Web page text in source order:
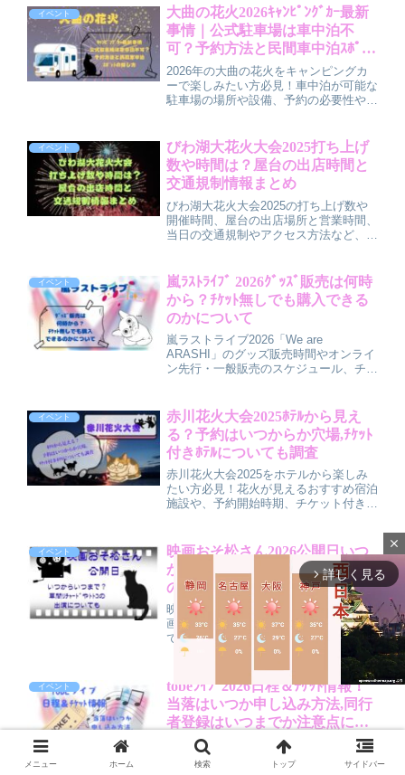
ーシートや暑さ対策グッズなど、あると
便利なアイテムをチェックして、花火大
会を家族や友人と安心して楽しもう！
イベント
大曲の花火2026ｷｬﾝﾋﾟﾝｸﾞｶｰ最新
事情｜公式駐車場は車中泊不
可？予約方法と民間車中泊ｽﾎﾟｯﾄ
の探し方
2026年の大曲の花火をキャンピングカ
ーで楽しみたい方必見！車中泊が可能な
駐車場の場所や設備、予約の必要性やタ
通規制の注意点も分かりやすくまとめて
います。
イベント
びわ湖大花火大会2025打ち上げ
数や時間は？屋台の出店時間と
交通規制情報まとめ
びわ湖大花火大会2025の打ち上げ数や
開催時間、屋台の出店場所と営業時間、
当日の交通規制やアクセス方法など、家
介した実用ガイド記事です。
イベント
嵐ﾗｽﾄﾗｲﾌﾞ 2026ｸﾞｯｽﾞ販売は何時
から？ﾁｹｯﾄ無しでも購入できる
のかについて
嵐ラストライブ2026「We are
ARASHI」のグッズ販売時間やオンライ
ン先行・一般販売のスケジュール、チケ
く解説。並び方や準備のコツもまとめて
います。
イベント
赤川花火大会2025ﾎﾃﾙから見え
る？予約はいつからか穴場,ﾁｹｯﾄ
付きﾎﾃﾙについても調査
赤川花火大会2025をホテルから楽しみ
たい方必見！花火が見えるおすすめ宿泊
施設や、予約開始時期、チケット付きホ
避けてゆったり観賞するための情報が満
載です。
イベント
映画おそ松さん2026公開日いつ
からいつまで？草間ﾘﾁｬｰﾄﾞやﾄﾄｺ
の出演についても
映画おそ松さん2026「人類クズ化計
画!!!!!?」の公開日はいつからいつま
で？延期後に決定した最新の公開日や上
映期間の目安、草間リチャード敬太の出
演はどうなるのか、トト子役のキャスト
情報や登場シーンの考察、映画をより楽
しむための注目ポイントまで分かりやす
くまとめています。
イベント
tobeﾗｲﾌﾞ2026日程＆ﾁｹｯﾄ情報！
当落はいつか申し込み方法,同行
者登録はいつまでか注意点につ
いても
TOBEライブ2026「to HEROes ～
TOBE 3rd Super Live～」の日程や会場
メニュー ホーム 検索 トップ サイドバー
close
arrow_forward_ios 詳しく見る